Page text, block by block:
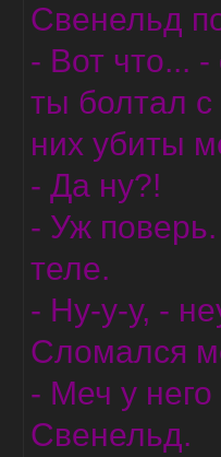
Свенельд
- Вот что...
ты болтал
них убиты
- Да ну?!
- Уж
теле.
- Ну-у-у, -
Сломался
- Меч у
Свенельд.